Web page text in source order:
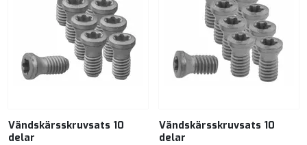
Vändskärsskruvsats 10
delar
Vändskärsskruvsats 10
delar